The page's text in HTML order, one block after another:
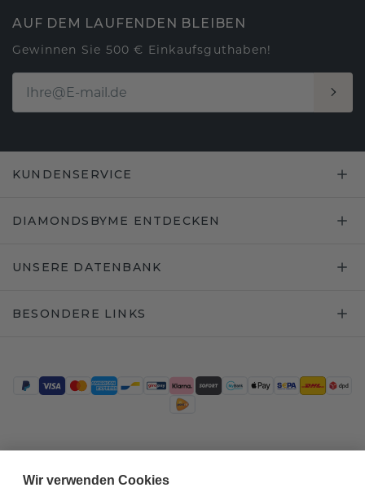
AUF DEM LAUFENDEN BLEIBEN
Gewinnen Sie 500 € Einkaufsguthaben!
KUNDENSERVICE
DIAMONDSBYME ENTDECKEN
UNSERE DATENBANK
BESONDERE LINKS
Wir verwenden Cookies